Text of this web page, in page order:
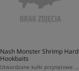
Nash Monster Shrimp Hard
Hookbaits
Utwardzane kulki przynętowe Monster Shrimp